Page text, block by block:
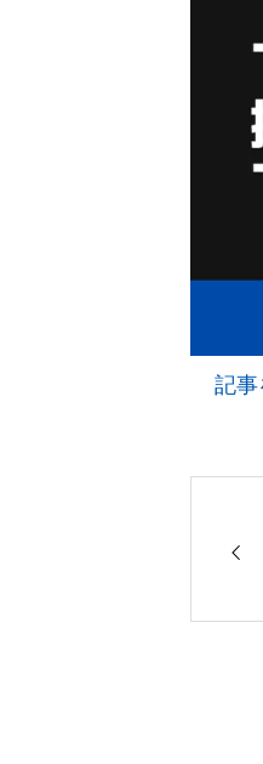
記事